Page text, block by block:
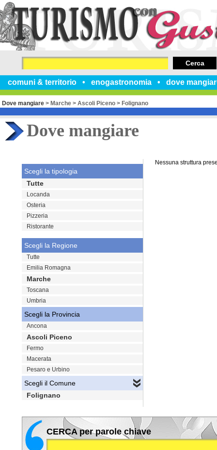
comuni & territorio enogastronomia dove
Cerca
Dove mangiare > Marche > Ascoli Piceno > Folignano
Dove mangiare
Nessuna struttura
Scegli la tipologia
Tutte
Locanda
Osteria
Pizzeria
Ristorante
Scegli la Regione
Tutte
Emilia Romagna
Marche
Toscana
Umbria
Scegli la Provincia
Ancona
Ascoli Piceno
Fermo
Macerata
Pesaro e Urbino
Scegli il Comune
Folignano
CERCA per parole chiave